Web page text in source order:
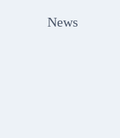
News